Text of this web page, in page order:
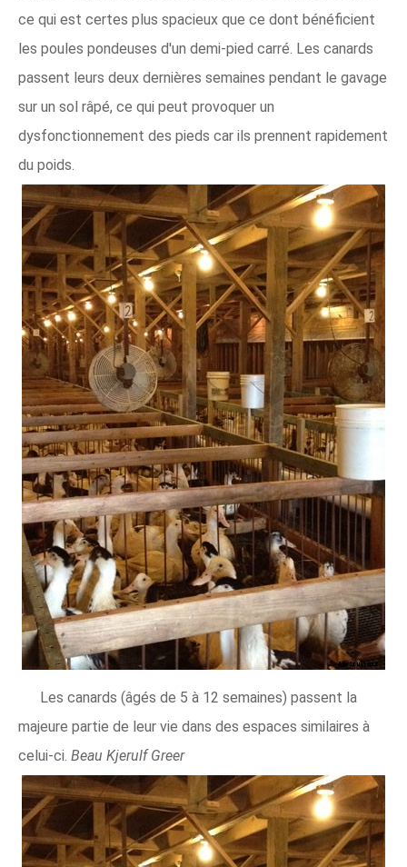
ce qui est certes plus spacieux que ce dont bénéficient
les poules pondeuses d'un demi-pied carré. Les canards
passent leurs deux dernières semaines pendant le gavage
sur un sol râpé, ce qui peut provoquer un
dysfonctionnement des pieds car ils prennent rapidement
du poids.
Les canards (âgés de 5 à 12 semaines) passent la
majeure partie de leur vie dans des espaces similaires à
celui-ci. Beau Kjerulf Greer